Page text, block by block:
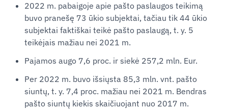
2022 m. pabaigoje apie pašto paslaugos teikimą
buvo pranešę 73 ūkio subjektai, tačiau tik 44 ūkio
subjektai faktiškai teikė pašto paslaugą, t. y. 5
teikėjais mažiau nei 2021 m.
Pajamos augo 7,6 proc. ir siekė 257,2 mln. Eur.
Per 2022 m. buvo išsiųsta 85,3 mln. vnt. pašto
siuntų, t. y. 7,4 proc. mažiau nei 2021 m. Bendras
pašto siuntų kiekis skaičiuojant nuo 2017 m.